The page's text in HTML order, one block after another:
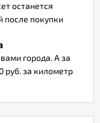
останется
после покупки
города. А за
руб. за километр